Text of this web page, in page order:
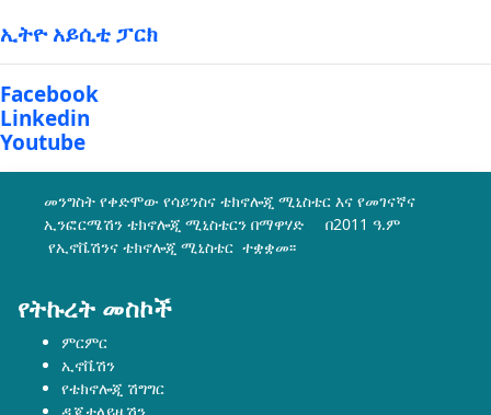
ኢትዮ አይሲቲ ፓርክ
Facebook
Linkedin
Youtube
መንግስት የቀድሞው የሳይንስና ቴክኖሎጂ ሚኒስቴር እና የመገናኛና
ኢንፎርሜሽን ቴክኖሎጂ ሚኒስቴርን በማዋሃድ በ2011 ዓ.ም
የኢኖቬሽንና ቴክኖሎጂ ሚኒስቴር ተቋቋመ፡፡
የትኩረት መስኮች
ምርምር
ኢኖቬሽን
የቴክኖሎጂ ሽግግር